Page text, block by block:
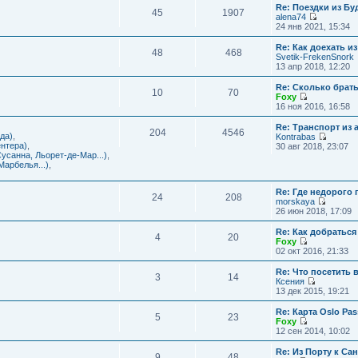
ю
о
б
щ
е
н
и
ю
е
м
у
с
о
о
б
щ
е
и
ю
л
д
н
е
м
у
с
о
б
щ
е
н
и
к
п
о
л
е
д
н
е
у
с
о
о
б
и
ю
45 1907
Re: Поездки из
alena74
П
е
р
е
й
т
к
п
о
л
е
д
с
о
о
щ
н
и
ю
24 янв 2021, 15:34
48 468
Re: Как доехать
Svetik-FrekenSnork
13 апр 2018, 12:20
10 70
Re: Сколько
Foxy
П
е
р
е
й
т
п
о
с
л
е
д
н
е
с
о
о
щ
н
и
ю
16 ноя 2016, 16:58
Льорет-де-Мар...)
204 4546
Re: Транспорт из
Kontrabas
П
й
т
п
о
л
е
д
е
с
о
о
щ
30 авг 2018, 23:07
24 208
Re: Где недорого
morskaya
П
е
р
е
й
т
к
п
о
л
д
н
е
26 июн 2018, 17:09
4 20
Re: Как
Foxy
П
е
р
е
й
т
к
п
о
л
02 окт 2016, 21:33
3 14
Re: Что посетить
Ксения
П
е
р
е
й
т
13 дек 2015, 19:21
5 23
Re: Карта Oslo
Foxy
П
е
р
12 сен 2014, 10:02
Re: Из Порту к